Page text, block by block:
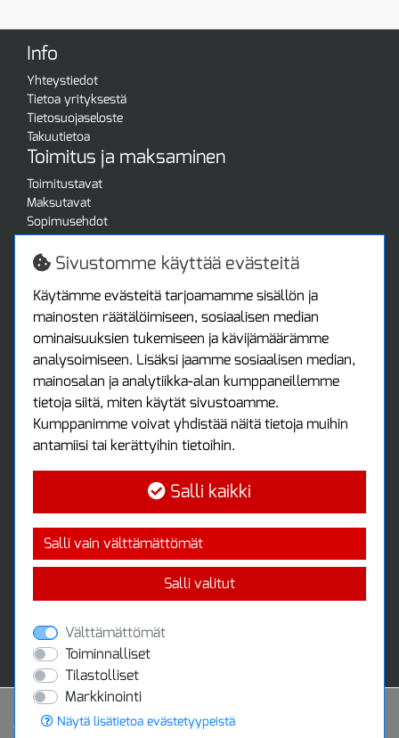
Info
Yhteystiedot
Tietoa yrityksestä
Tietosuojaseloste
Takuutietoa
Toimitus ja maksaminen
Toimitustavat
Maksutavat
Sopimusehdot
Turvallista ostamista
Jälleenmyyjille
Tax free / verovapaa myynti
Asiakastilini
Asiakastili
Luo tili
Kirjaudu sisään
Ota yhteyttä
Protools Oy
Tuottajankatu 13
Uutiskirje
Tilaa maksuton uutiskirjeemme
© 2020 Protools Oy
Sivustomme käyttää evästeitä
Käytämme evästeitä tarjoamamme sisällön ja
mainosten räätälöimiseen, sosiaalisen median
ominaisuuksien tukemiseen ja kävijämäärämme
analysoimiseen. Lisäksi jaamme sosiaalisen median,
mainosalan ja analytiikka-alan kumppaneillemme
tietoja siitä, miten käytät sivustoamme.
Kumppanimme voivat yhdistää näitä tietoja muihin
antamiisi tai kerättyihin tietoihin.
Salli kaikki
Salli vain välttämättömät
Salli valitut
Välttämättömät
Toiminnalliset
Tilastolliset
Markkinointi
Näytä lisätietoa evästetyypeistä